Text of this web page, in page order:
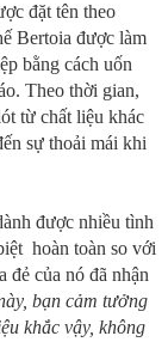
đặt tên theo
Bertoia được làm
bằng cách uốn
Theo thời gian,
từ chất liệu khác
sự thoải mái khi
được nhiều tình
hoàn toàn so với
đẻ của nó đã nhận
bạn cảm tưởng
khắc vậy, không